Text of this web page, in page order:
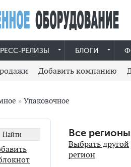
РЕЛИЗЫ БЛОГИ
Добавить компанию
» Упаковочное
Все регионы
Выбрать другой
регион